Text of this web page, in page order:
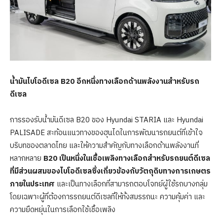
น้ำมันไบโอดีเซล B20 อีกหนึ่งทางเลือกด้านพลังงานสำหรับรถ
ดีเซล
การรองรับน้ำมันดีเซล B20 ของ Hyundai STARIA และ Hyundai
PALISADE สะท้อนแนวทางของฮุนไดในการพัฒนารถยนต์ที่เข้าใจ
บริบทของตลาดไทย และให้ความสำคัญกับทางเลือกด้านพลังงานที่
หลากหลาย B20 เป็นหนึ่งในเชื้อเพลิงทางเลือกสำหรับรถยนต์ดีเซล
ที่มีส่วนผสมของไบโอดีเซลซึ่งเกี่ยวข้องกับวัตถุดิบทางการเกษตร
ภายในประเทศ และเป็นทางเลือกที่สามารถตอบโจทย์ผู้ใช้รถบางกลุ่ม
โดยเฉพาะผู้ที่ต้องการรถยนต์ดีเซลที่ให้ทั้งสมรรถนะ ความคุ้มค่า และ
ความยืดหยุ่นในการเลือกใช้เชื้อเพลิง